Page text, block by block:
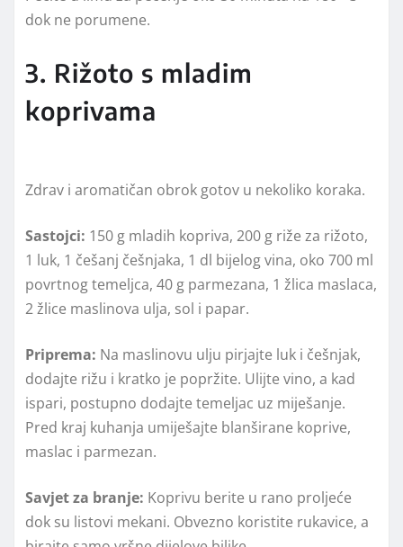
dok ne porumene.
3. Rižoto s mladim
koprivama
Zdrav i aromatičan obrok gotov u nekoliko koraka.
Sastojci: 150 g mladih kopriva, 200 g riže za rižoto,
1 luk, 1 češanj češnjaka, 1 dl bijelog vina, oko 700 ml
povrtnog temeljca, 40 g parmezana, 1 žlica maslaca,
2 žlice maslinova ulja, sol i papar.
Priprema: Na maslinovu ulju pirjajte luk i češnjak,
dodajte rižu i kratko je popržite. Ulijte vino, a kad
ispari, postupno dodajte temeljac uz miješanje.
Pred kraj kuhanja umiješajte blanširane koprive,
maslac i parmezan.
Savjet za branje: Koprivu berite u rano proljeće
dok su listovi mekani. Obvezno koristite rukavice, a